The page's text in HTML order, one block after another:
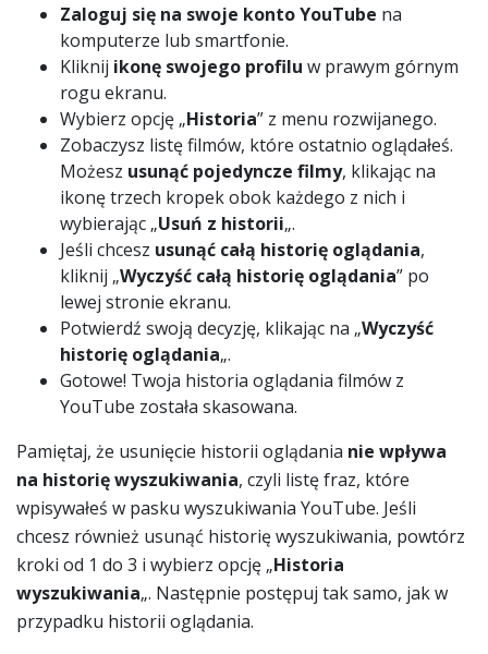
Zaloguj się na swoje konto YouTube na
komputerze lub smartfonie.
Kliknij ikonę swojego profilu w prawym górnym
rogu ekranu.
Wybierz opcję „Historia” z menu rozwijanego.
Zobaczysz listę filmów, które ostatnio oglądałeś.
Możesz usunąć pojedyncze filmy, klikając na
ikonę trzech kropek obok każdego z nich i
wybierając „Usuń z historii„.
Jeśli chcesz usunąć całą historię oglądania,
kliknij „Wyczyść całą historię oglądania” po
lewej stronie ekranu.
Potwierdź swoją decyzję, klikając na „Wyczyść
historię oglądania„.
Gotowe! Twoja historia oglądania filmów z
YouTube została skasowana.
Pamiętaj, że usunięcie historii oglądania nie wpływa
na historię wyszukiwania, czyli listę fraz, które
wpisywałeś w pasku wyszukiwania YouTube. Jeśli
chcesz również usunąć historię wyszukiwania, powtórz
kroki od 1 do 3 i wybierz opcję „Historia
wyszukiwania„. Następnie postępuj tak samo, jak w
przypadku historii oglądania.